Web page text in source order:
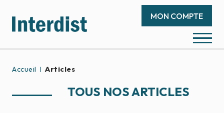
MON COMPTE
Accueil Articles
TOUS NOS ARTICLES